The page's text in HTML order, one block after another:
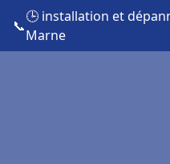
📞
🕒 installation et
Marne